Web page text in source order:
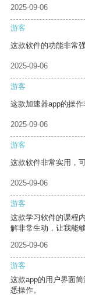
2025-09-06
游客
这款软件的功能非常
2025-09-06
游客
这款加速器app的操作
2025-09-06
游客
这款软件非常实用，
2025-09-06
游客
这款学习软件的课程
解非常生动，让我能
2025-09-06
游客
这款app的用户界面
悉操作。